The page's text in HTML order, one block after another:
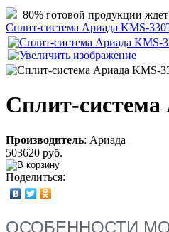
80% готовой продукции ждет
Сплит-система Ариада KMS-
Сплит-система
Производитель: Ариада
503620 руб.
Поделиться:
ОСОБЕННОСТИ